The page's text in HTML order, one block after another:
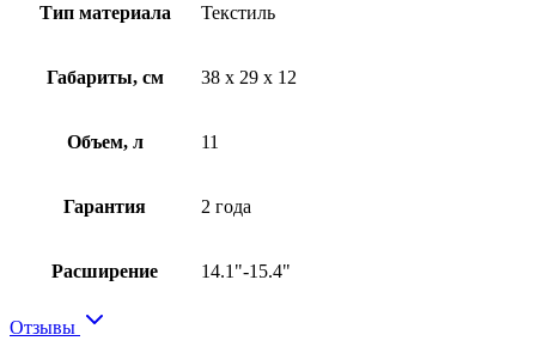
Тип материала Текстиль
Габариты, см 38 x 29 x 12
Объем, л 11
Гарантия 2 года
Расширение 14.1"-15.4"
Отзывы